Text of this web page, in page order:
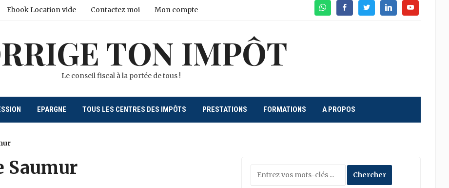
WhatsAppFacebookTwitterLinkedinYoutube
Ebook Location vide Contactez moi Mon compte
TON IMPÔT
Le conseil fiscal à la portée de tous !
EPARGNE TOUS LES CENTRES DES IMPÔTS PRESTATIONS FORMATIONS A PROPOS
Saumur